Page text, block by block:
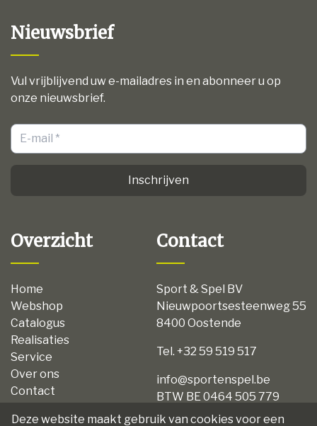
Nieuwsbrief
Vul vrijblijvend uw e-mailadres in en abonneer u op
onze nieuwsbrief.
Inschrijven
Overzicht
Home
Webshop
Catalogus
Realisaties
Service
Over ons
Contact
Contact
Sport & Spel BV
Nieuwpoortsesteenweg 55
8400 Oostende
Tel. +32 59 519 517
info@sportenspel.be
BTW BE 0464 505 779
Deze website maakt gebruik van cookies voor een